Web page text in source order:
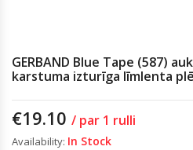
GERBAND Blue Tape (587)
karstuma izturīga līmlenta
€19.10 / par 1 rulli
Availability: In Stock